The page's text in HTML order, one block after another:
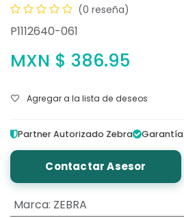
(0 reseña)
P1112640-061
MXN $ 386.95
Agregar a la lista de deseos
Partner Autorizado Zebra Garantía
Contactar Asesor
Marca: ZEBRA